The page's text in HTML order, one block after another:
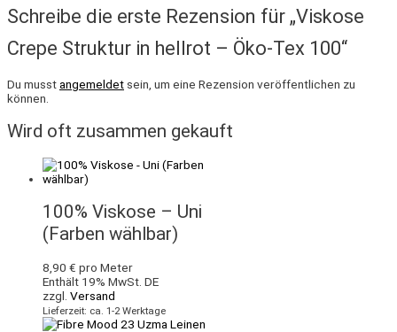
Schreibe die erste Rezension für „Viskose
Crepe Struktur in hellrot – Öko-Tex 100“
Du musstangemeldet sein, um eine Rezension veröffentlichen zu
können.
Wird oft zusammen gekauft
100% Viskose – Uni
(Farben wählbar)
8,90 € pro Meter
Enthält 19% MwSt. DE
zzgl. Versand
Lieferzeit: ca. 1-2 Werktage